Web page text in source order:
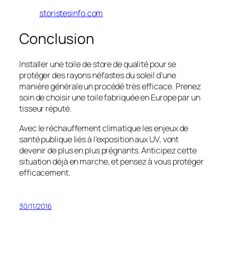
storistesinfo.com
Conclusion
Installer une toile de store de qualité pour se
protéger des rayons néfastes du soleil d’une
manière générale un procédé très efficace. Prenez
soin de choisir une toile fabriquée en Europe par un
tisseur réputé.
Avec le réchauffement climatique les enjeux de
santé publique liés à l’exposition aux UV, vont
devenir de plus en plus prégnants. Anticipez cette
situation déjà en marche, et pensez à vous protéger
efficacement.
30/11/2016